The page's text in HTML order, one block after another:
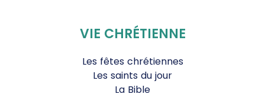
VIE CHRÉTIENNE
Les fêtes chrétiennes
Les saints du jour
La Bible